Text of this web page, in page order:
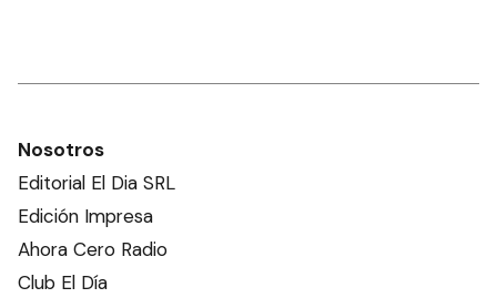
Nosotros
Editorial El Dia SRL
Edición Impresa
Ahora Cero Radio
Club El Día